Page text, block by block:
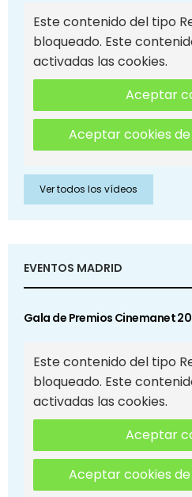
Este contenido del tipo
bloqueado. Este
activadas las cookies.
Aceptar
Aceptar cookies de
Ver todos los vídeos
EVENTOS MADRID
Gala de Premios Cinemanet
Este contenido del tipo
bloqueado. Este
activadas las cookies.
Aceptar
Aceptar cookies de